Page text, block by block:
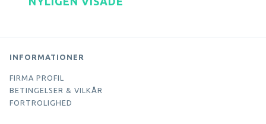
INFORMATIONER
FIRMA PROFIL
BETINGELSER & VILKÅR
FORTROLIGHED